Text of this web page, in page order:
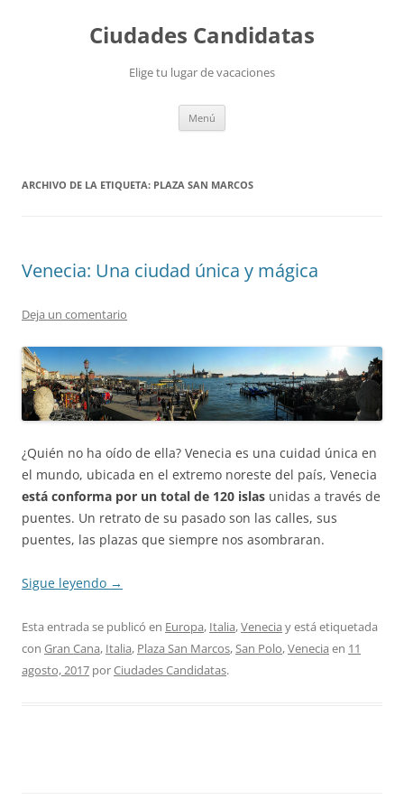
Ciudades Candidatas
Elige tu lugar de vacaciones
Menú
ARCHIVO DE LA ETIQUETA: PLAZA SAN MARCOS
Venecia: Una ciudad única y mágica
Deja un comentario
¿Quién no ha oído de ella? Venecia es una cuidad única en
el mundo, ubicada en el extremo noreste del país, Venecia
está conforma por un total de 120 islas unidas a través de
puentes. Un retrato de su pasado son las calles, sus
puentes, las plazas que siempre nos asombraran.
Sigue leyendo →
Esta entrada se publicó en Europa, Italia,Venecia y está etiquetada
con Gran Cana, Italia, Plaza San Marcos,San Polo,Venecia en 11
agosto, 2017 porCiudades Candidatas.